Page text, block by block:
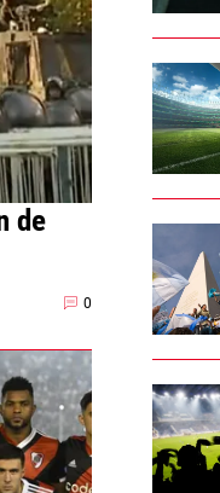
de
0